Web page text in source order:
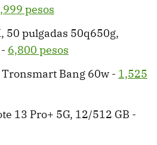
pesos
50 pulgadas 50q650g,
6,800 pesos
Bang 60w - 1,525
13 Pro+ 5G, 12/512 GB -